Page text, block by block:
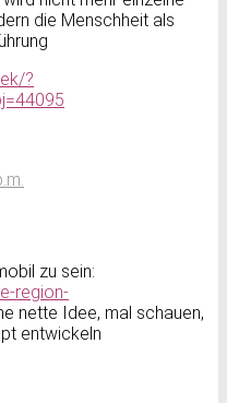
die Menschheit als
?
zu sein:
region-
nette Idee, mal schauen,
entwickeln